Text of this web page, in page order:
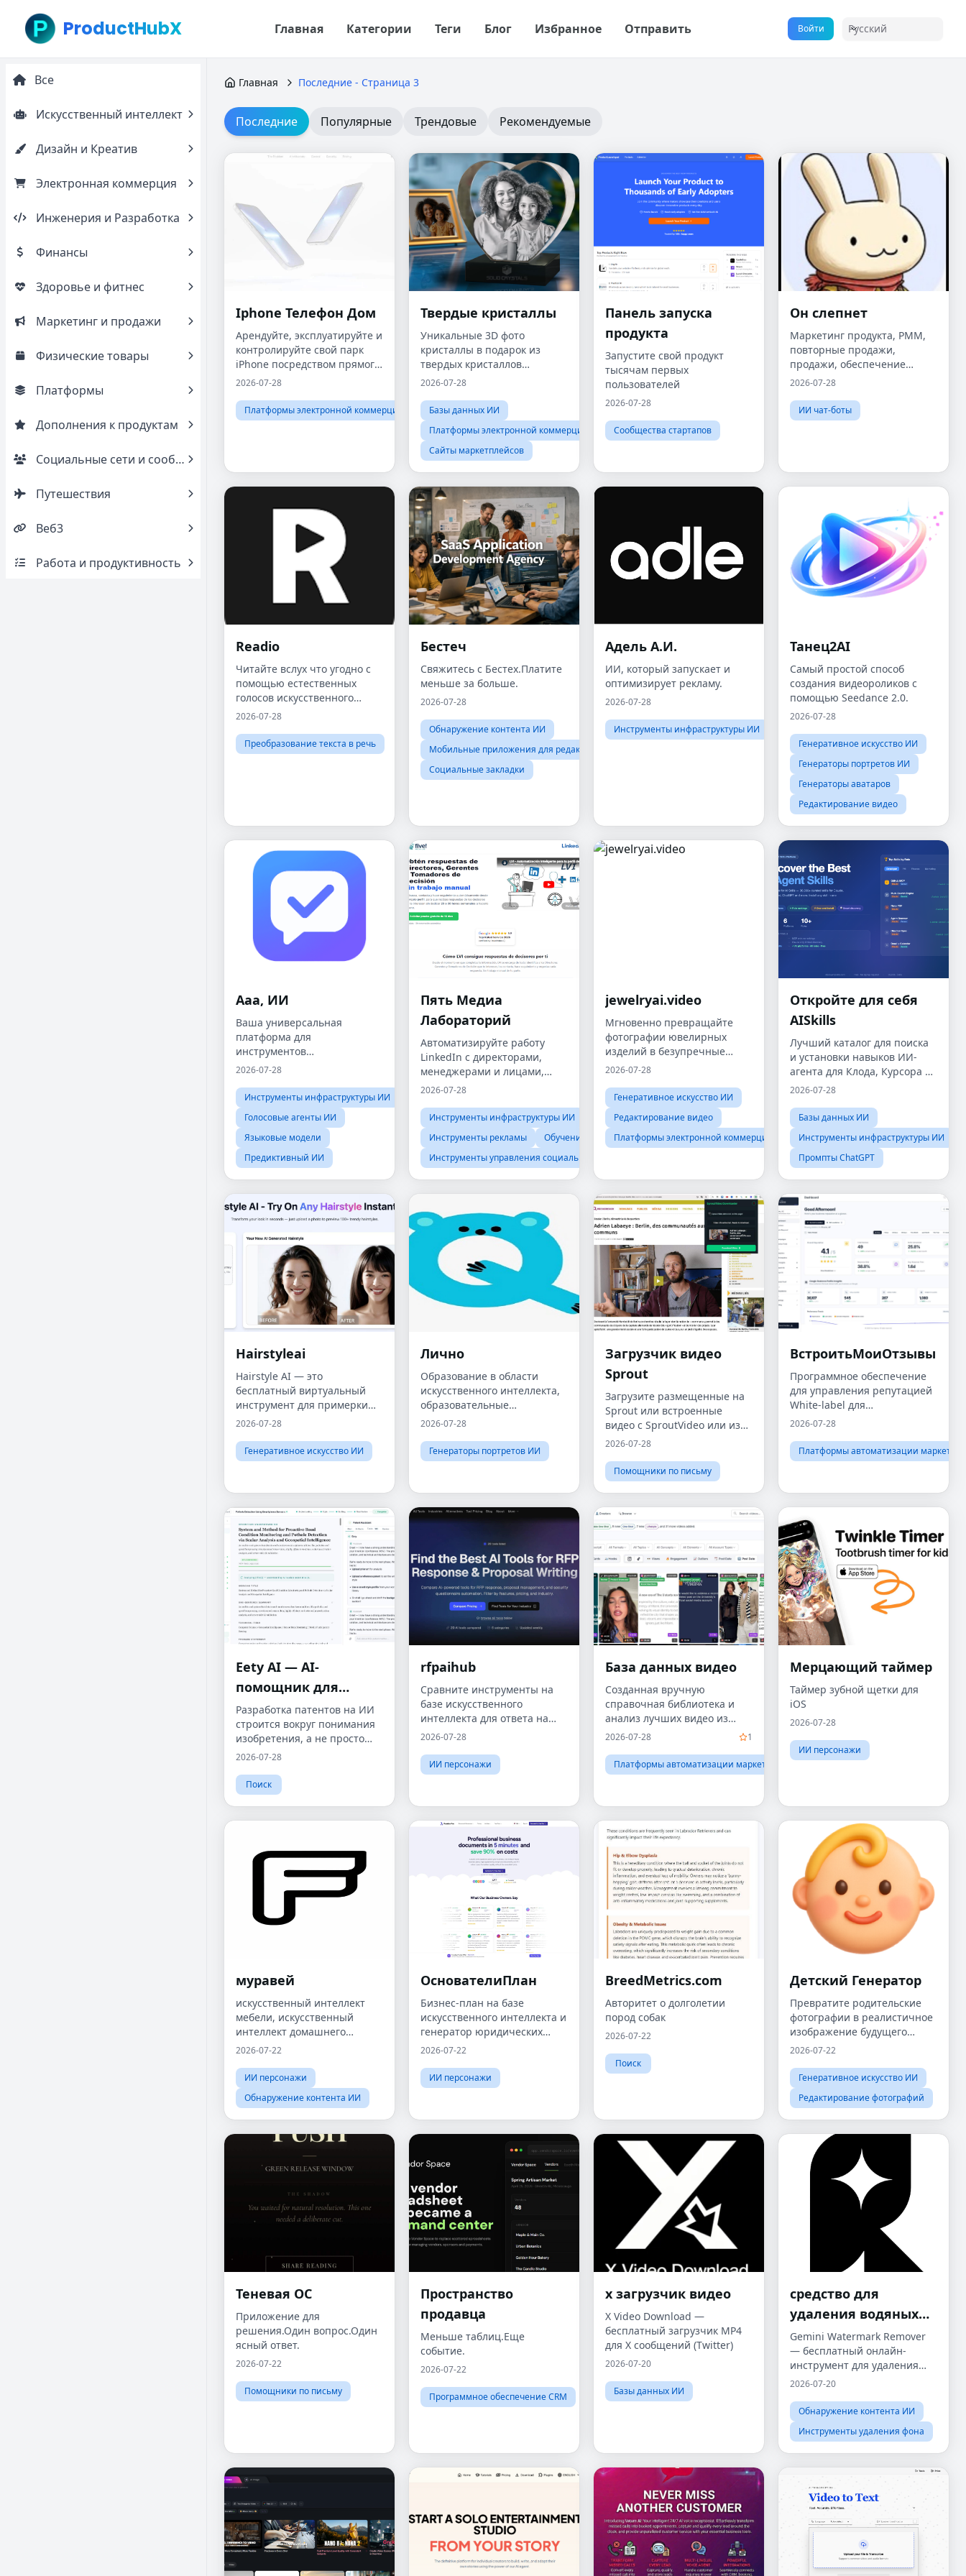
ProductHubX Главная Категории Теги Блог Избранное Отправить Войти Русский
Все
Искусственный интеллект
Дизайн и Креатив
Электронная коммерция
Инженерия и Разработка
Финансы
Здоровье и фитнес
Маркетинг и продажи
Физические товары
Платформы
Дополнения к продуктам
Социальные сети и сообщества
Путешествия
Веб3
Работа и продуктивность
Главная Последние - Страница 3
Последние Популярные Трендовые Рекомендуемые
Iphone Телефон Дом
Арендуйте, эксплуатируйте и
контролируйте свой парк
iPhone посредством прямого
доступа к физическим
2026-07-28
Платформы электронной коммерции
Твердые кристаллы
Уникальные 3D фото
кристаллы в подарок из
твердых кристаллов
Персонализированные 3D
Твердые кристаллы из
Великобритании
2026-07-28
Базы данных ИИ
Платформы электронной коммерции
Сайты маркетплейсов
Панель запуска
продукта
Запустите свой продукт
тысячам первых
пользователей
2026-07-28
Сообщества стартапов
Он слепнет
Маркетинг продукта, PMM,
повторные продажи,
продажи, обеспечение
продаж, охват, исходящий
потенциальных клиентов,
агент по маркетингу
2026-07-28
ИИ чат-боты
Readio
Читайте вслух что угодно с
помощью естественных
голосов искусственного
интеллекта
2026-07-28
Преобразование текста в речь
Бестеч
Свяжитесь с Бестех.Платите
меньше за больше.
2026-07-28
Обнаружение контента ИИ
Мобильные приложения для редактирования
Социальные закладки
Адель А.И.
ИИ, который запускает и
оптимизирует рекламу.
2026-07-28
Инструменты инфраструктуры ИИ
Танец2AI
Самый простой способ
создания видеороликов с
помощью Seedance 2.0.
2026-07-28
Генеративное искусство ИИ
Генераторы портретов ИИ
Генераторы аватаров
Редактирование видео
Ааа, ИИ
Ваша универсальная
платформа для
инструментов
искусственного интеллекта
2026-07-28
Инструменты инфраструктуры ИИ
Голосовые агенты ИИ
Языковые модели
Предиктивный ИИ
Пять Медиа
Лабораторий
Автоматизируйте работу
LinkedIn с директорами,
менеджерами и лицами,
принимающими решения.
2026-07-28
Инструменты инфраструктуры ИИ
Инструменты рекламы
Обучение продажам
Инструменты управления социальными сетями
jewelryai.video
Мгновенно превращайте
фотографии ювелирных
изделий в безупречные
маркетинговые
2026-07-28
Генеративное искусство ИИ
Редактирование видео
Платформы электронной коммерции
Откройте для себя
AISkills
Лучший каталог для поиска
и установки навыков ИИ-
агента для Клода, Курсора и
других.
2026-07-28
Базы данных ИИ
Инструменты инфраструктуры ИИ
Промпты ChatGPT
Hairstyleai
Hairstyle AI — это
бесплатный виртуальный
инструмент для примерки
прически на базе
Загрузите селфи и
мгновенно просмотрите
профессиональных причесок
— от
2026-07-28
Генеративное искусство ИИ
Лично
Образование в области
искусственного интеллекта,
образовательные
технологии, компаньон для
образование K-5, домашнее
обучение, микрошколы,
2026-07-28
Генераторы портретов ИИ
Загрузчик видео
Sprout
Загрузите размещенные на
Sprout или встроенные
видео с SproutVideo или из
любого места в Интернете.
2026-07-28
Помощники по письму
ВстроитьМоиОтзывы
Программное обеспечение
для управления репутацией
White-label для
агентств.Фиксированная
2026-07-28
Платформы автоматизации
Eety AI — AI-
помощник для
составления
патентных заявок
Разработка патентов на ИИ
строится вокруг понимания
изобретения, а не просто
написания о нем.
2026-07-28
Поиск
rfpaihub
Сравните инструменты на
базе искусственного
интеллекта для ответа на
запрос предложений,
и анкетирования по
безопасности.
2026-07-28
ИИ персонажи
База данных видео
Созданная вручную
справочная библиотека и
анализ лучших видео из
Instagram и TikTok.
2026-07-28 1
Платформы автоматизации маркетинга
Мерцающий таймер
Таймер зубной щетки для
iOS
2026-07-28
ИИ персонажи
муравей
искусственный интеллект
мебели, искусственный
интеллект домашнего
декора, визуализация
интеллект для мебельных
брендов, маркетинг
домашнего декора,
электронная коммерция
2026-07-22
ИИ персонажи
Обнаружение контента ИИ
ОснователиПлан
Бизнес-план на базе
искусственного интеллекта и
генератор юридических
документов для учредителей
2026-07-22
ИИ персонажи
BreedMetrics.com
Авторитет о долголетии
пород собак
2026-07-22
Поиск
Детский Генератор
Превратите родительские
фотографии в реалистичное
изображение будущего
ребенка примерно за
2026-07-22
Генеративное искусство ИИ
Редактирование фотографий
Теневая ОС
Приложение для
решения.Один вопрос.Один
ясный ответ.
2026-07-22
Помощники по письму
Пространство
продавца
Меньше таблиц.Еще
событие.
2026-07-22
Программное обеспечение CRM
х загрузчик видео
X Video Download —
бесплатный загрузчик MP4
для X сообщений (Twitter)
2026-07-20
Базы данных ИИ
средство для
удаления водяных
знаков Gemini
Gemini Watermark Remover
— бесплатный онлайн-
инструмент для удаления
водяных знаков AI
2026-07-20
Обнаружение контента ИИ
Инструменты удаления фона